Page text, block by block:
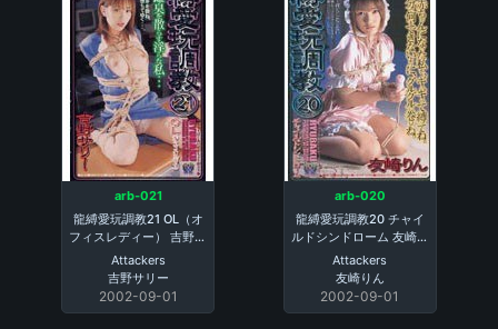
arb-021
龍縛愛玩調教21 OL（オ
フィスレディー） 吉野サ
リー
Attackers
吉野サリー
2002-09-01
arb-020
龍縛愛玩調教20 チャイ
ルドシンドローム 友崎り
ん
Attackers
友崎りん
2002-09-01